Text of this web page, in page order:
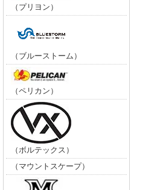
（プリヨン）
（ブルーストーム）
（ペリカン）
（ボルテックス）
（マウントスケープ）